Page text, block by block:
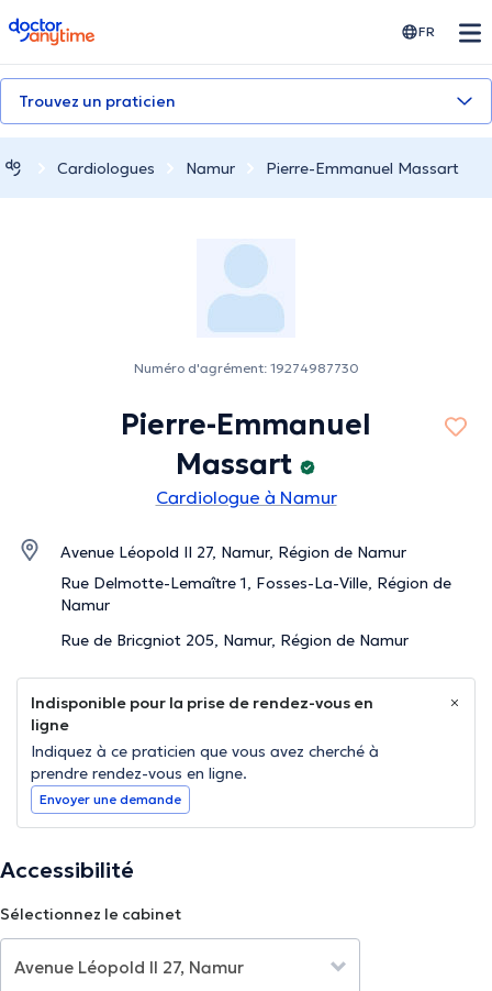
doctoranytime FR
Trouvez un praticien
Cardiologues Namur Pierre-Emmanuel Massart
Numéro d'agrément: 19274987730
Pierre-Emmanuel
Massart
Cardiologue à Namur
Avenue Léopold II 27, Namur, Région de Namur
Rue Delmotte-Lemaître 1, Fosses-La-Ville, Région de
Namur
Rue de Bricgniot 205, Namur, Région de Namur
Indisponible pour la prise de rendez-vous en
ligne
Indiquez à ce praticien que vous avez cherché à
prendre rendez-vous en ligne.
Envoyer une demande
Accessibilité
Sélectionnez le cabinet